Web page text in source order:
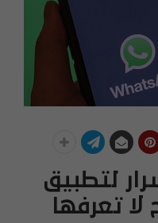
لتطبيق
تعرفها